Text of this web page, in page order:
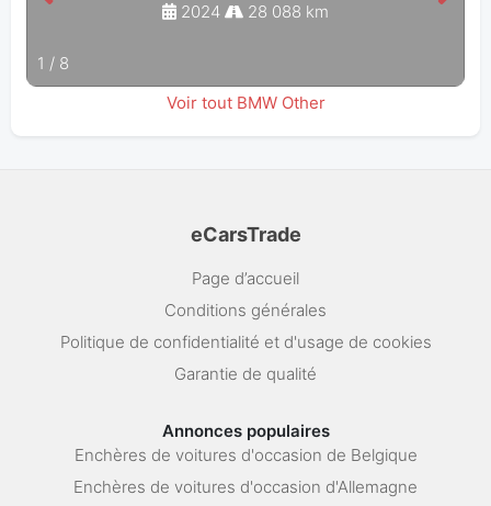
2024 28 088 km
1 / 8
Voir tout BMW Other
eCarsTrade
Page d’accueil
Conditions générales
Politique de confidentialité et d'usage de cookies
Garantie de qualité
Annonces populaires
Enchères de voitures d'occasion de Belgique
Enchères de voitures d'occasion d'Allemagne